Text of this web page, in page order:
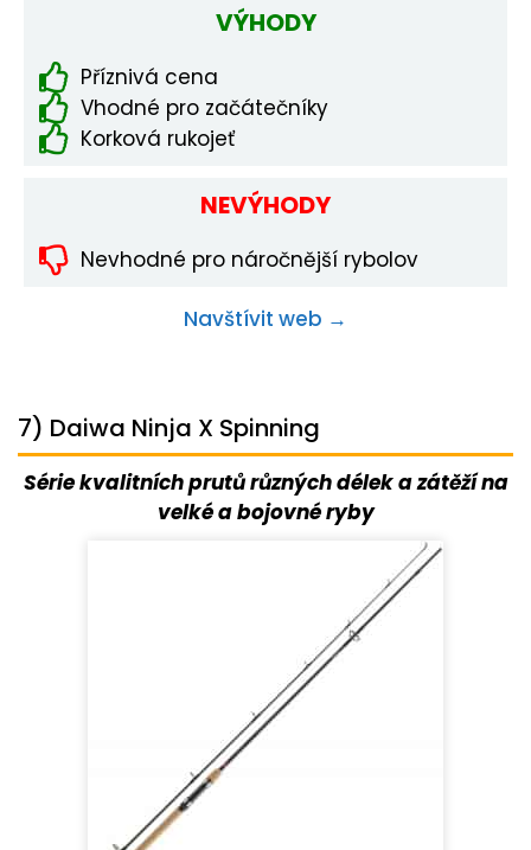
VÝHODY
Příznivá cena
Vhodné pro začátečníky
Korková rukojeť
NEVÝHODY
Nevhodné pro náročnější rybolov
Navštívit web →
7) Daiwa Ninja X Spinning
Série kvalitních prutů různých délek a zátěží na
velké a bojovné ryby